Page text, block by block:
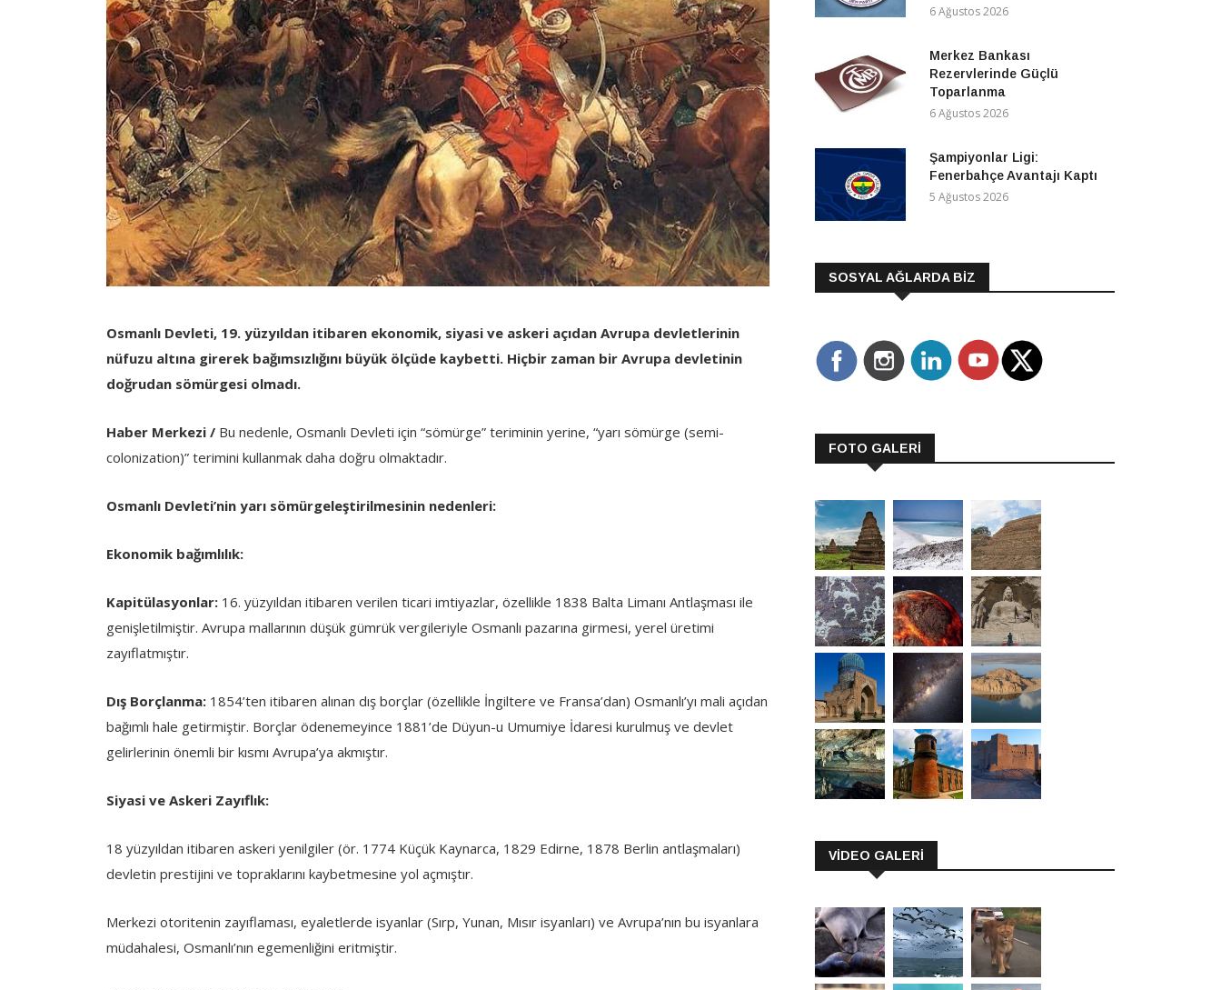
Osmanlı Devleti, 19. yüzyıldan itibaren ekonomik, siyasi ve askeri açıdan Avrupa devletlerinin
nüfuzu altına girerek bağımsızlığını büyük ölçüde kaybetti. Hiçbir zaman bir Avrupa devletinin
doğrudan sömürgesi olmadı.
Haber Merkezi / Bu nedenle, Osmanlı Devleti için “sömürge” teriminin yerine, “yarı sömürge (semi-
colonization)” terimini kullanmak daha doğru olmaktadır.
Osmanlı Devleti’nin yarı sömürgeleştirilmesinin nedenleri:
Ekonomik bağımlılık:
Kapitülasyonlar: 16. yüzyıldan itibaren verilen ticari imtiyazlar, özellikle 1838 Balta Limanı Antlaşması ile
genişletilmiştir. Avrupa mallarının düşük gümrük vergileriyle Osmanlı pazarına girmesi, yerel üretimi
zayıflatmıştır.
Dış Borçlanma: 1854’ten itibaren alınan dış borçlar (özellikle İngiltere ve Fransa’dan) Osmanlı’yı mali açıdan
bağımlı hale getirmiştir. Borçlar ödenemeyince 1881’de Düyun-u Umumiye İdaresi kurulmuş ve devlet
gelirlerinin önemli bir kısmı Avrupa’ya akmıştır.
Siyasi ve Askeri Zayıflık:
18 yüzyıldan itibaren askeri yenilgiler (ör. 1774 Küçük Kaynarca, 1829 Edirne, 1878 Berlin antlaşmaları)
devletin prestijini ve topraklarını kaybetmesine yol açmıştır.
Merkezi otoritenin zayıflaması, eyaletlerde isyanlar (Sırp, Yunan, Mısır isyanları) ve Avrupa’nın bu isyanlara
müdahalesi, Osmanlı’nın egemenliğini eritmiştir.
6 Ağustos 2026
Merkez Bankası
Rezervlerinde Güçlü
Toparlanma
6 Ağustos 2026
Şampiyonlar Ligi:
Fenerbahçe Avantajı Kaptı
5 Ağustos 2026
SOSYAL AĞLARDA BİZ
FOTO GALERİ
VİDEO GALERİ